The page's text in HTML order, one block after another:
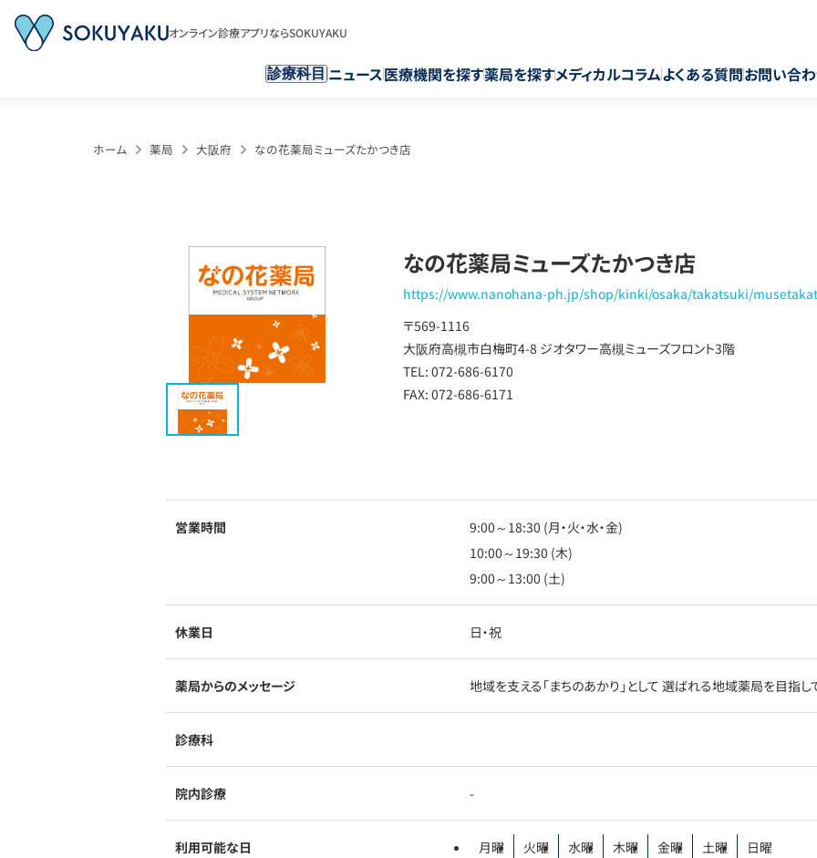
オンライン診療アプリならSOKUYAKU
診療科目 ニュース医療機関を探す薬局を探すメディカルコラムよくある質問お問い合
ホーム 薬局 大阪府 なの花薬局ミューズたかつき店
なの花薬局ミューズたかつき店
https://www.nanohana-ph.jp/shop/kinki/osaka/takatsuki/
〒569-1116
大阪府高槻市白梅町4-8 ジオタワー高槻ミューズフロント3階
TEL: 072-686-6170
FAX: 072-686-6171
営業時間
9:00～18:30 (月・火・水・金)
10:00～19:30 (木)
9:00～13:00 (土)
休業日 日・祝
薬局からのメッセージ 地域を支える「まちのあかり」として 選ばれる地域薬局を目指し
診療科
院内診療 -
利用可能な日
月曜
火曜
水曜
木曜
金曜
土曜
日曜